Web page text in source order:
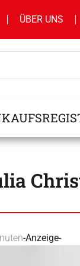
ÜBER UNS
-Anzeige-